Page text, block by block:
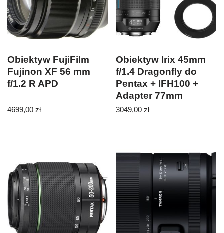
Obiektyw FujiFilm
Fujinon XF 56 mm
f/1.2 R APD
4699,00 zł
Obiektyw Irix 45mm
f/1.4 Dragonfly do
Pentax + IFH100 +
Adapter 77mm
3049,00zł